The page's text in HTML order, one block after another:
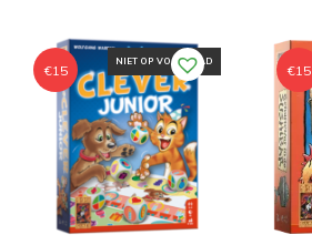
NIET OP VOORRAAD
€15 €15